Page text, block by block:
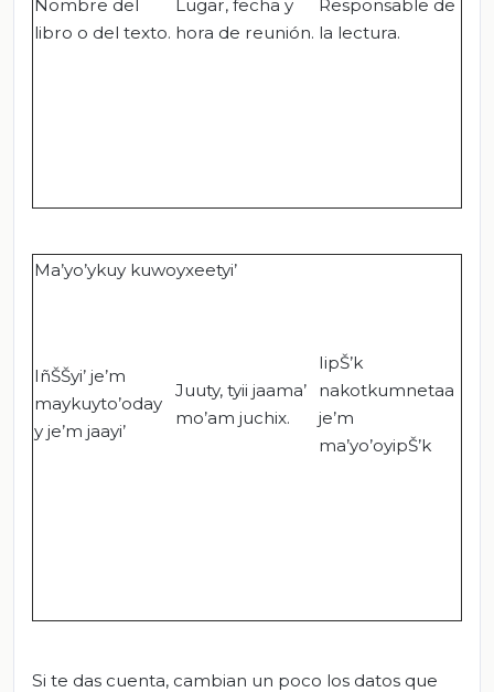
Nombre del
libro o del texto.
Lugar, fecha y
hora de reunión.
Responsable de
la lectura.
Ma’yo’ykuy kuwoyxeetyi’
IñŠŠyi’ je’m
maykuyto’oday
y je’m jaayi’
Juuty, tyii jaama’
mo’am juchix.
IipŠ’k
nakotkumnetaa
je’m
ma’yo’oyipŠ’k
Si te das cuenta, cambian un poco los datos que